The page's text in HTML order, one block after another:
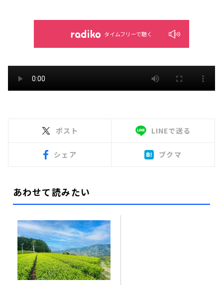
タイムフリーで聴く
ポスト LINEで送る
シェア ブクマ
あわせて読みたい